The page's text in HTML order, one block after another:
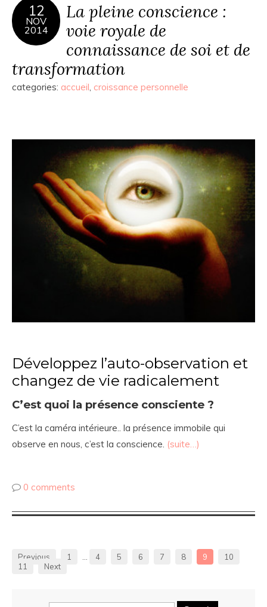
12
NOV
2014
La pleine conscience :
voie royale de
connaissance de soi et de
transformation
categories: accueil, croissance personnelle
Développez l’auto-observation et
changez de vie radicalement
C’est quoi la présence consciente ?
C’est la caméra intérieure.. la présence immobile qui
observe en nous, c’est la conscience. (suite…)
0 comments
Previous 1 4 5 6 7 8 9
10
11
Next